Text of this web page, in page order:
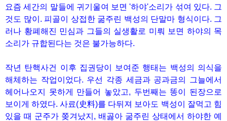
요즘 세간의 말들에 귀기울여 보면 '하야'소리가 섞여 있다. 그
것도 많이. 피골이 상접한 굶주린 백성의 단말마 형식이다. 그
러나 황폐해진 민심과 그들의 실생활로 미뤄 보면 하야의 목
소리가 규합된다는 것은 불가능하다.
작년 탄핵사건 이후 집권당이 보여준 행태는 백성의 의식을
해체하는 작업이었다. 우선 각종 세금과 공과금의 그늘에서
헤어나오지 못하게 만들어 놓았고, 두번째는 똥이 된장으로
보이게 하였다. 사료(史料)를 다뒤져 보아도 백성이 잘먹고 힘
있을 때 군주가 쫒겨났지, 배곯아 굶주린 상태에서 하야한 예